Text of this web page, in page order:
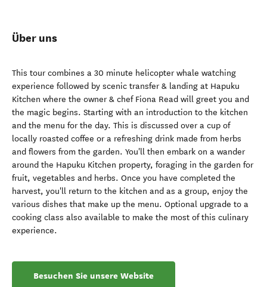
Über uns
This tour combines a 30 minute helicopter whale watching
experience followed by scenic transfer & landing at Hapuku
Kitchen where the owner & chef Fiona Read will greet you and
the magic begins. Starting with an introduction to the kitchen
and the menu for the day. This is discussed over a cup of
locally roasted coffee or a refreshing drink made from herbs
and flowers from the garden. You'll then embark on a wander
around the Hapuku Kitchen property, foraging in the garden for
fruit, vegetables and herbs. Once you have completed the
harvest, you'll return to the kitchen and as a group, enjoy the
various dishes that make up the menu. Optional upgrade to a
cooking class also available to make the most of this culinary
experience.
Besuchen Sie unsere Website